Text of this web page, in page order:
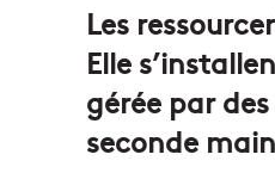
Les
Elle
gérée par
seconde